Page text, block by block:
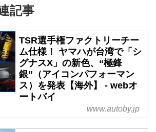
記事
TSR選手権ファクトリーチー
ム仕様！ ヤマハが台湾で「シ
グナスX」の新色、“極鋒
銀”（アイコンパフォーマン
ス）を発表【海外】 - webオ
ートバイ
www.autoby.jp